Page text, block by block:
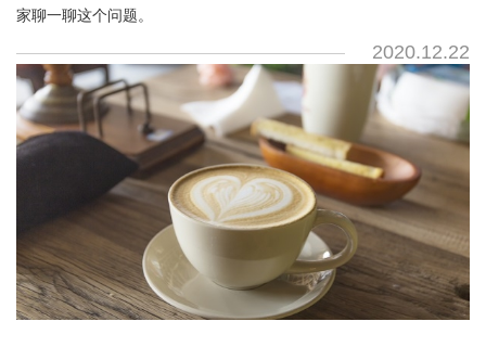
家聊一聊这个问题。
2020.12.22